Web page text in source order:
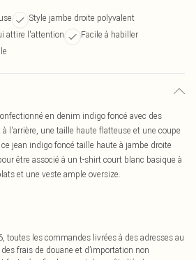
Style jambe droite polyvalent
attire l'attention
Facile à habiller
en denim indigo foncé avec des
l'arrière, une taille haute flatteuse et une coupe
jean indigo foncé taille haute à jambe droite
être associé à un t-shirt court blanc basique à
et une veste ample oversize.
toutes les commandes livrées à des adresses au
frais de douane et d’importation non